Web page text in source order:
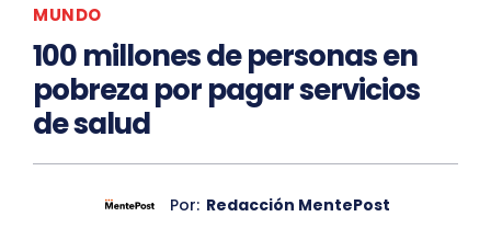
MUNDO
100 millones de personas en
pobreza por pagar servicios
de salud
Por: Redacción MentePost